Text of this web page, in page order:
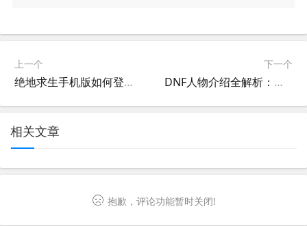
上一个
绝地求生手机版如何登录他人账号-绝地求生手机版怎么登录别人的号教程
下一个
DNF人物介绍全解析：所有角色详细资料-DNF所有角色详细介绍与背景故事
相关文章
抱歉，评论功能暂时关闭!